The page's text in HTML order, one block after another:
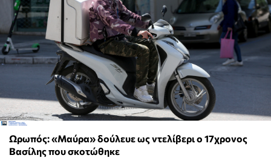
Ωρωπός: «Μαύρα» δούλευε ως ντελίβερι ο 17χρονος
Βασίλης που σκοτώθηκε